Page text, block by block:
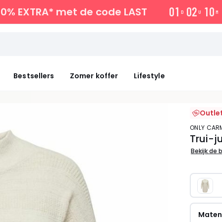
EXTRA* met de code LAST 01 D 02 U 10 M
Bestsellers Zomer koffer Lifestyle
ONLY
Trui-
Bekijk de
Maten